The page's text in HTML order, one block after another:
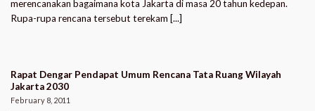
merencanakan bagaimana kota Jakarta di masa 20 tahun kedepan.
Rupa-rupa rencana tersebut terekam [...]
Rapat Dengar Pendapat Umum Rencana Tata Ruang Wilayah
Jakarta 2030
February 8, 2011